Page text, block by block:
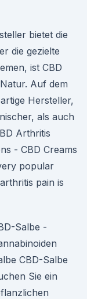
bietet die
die gezielte
ist CBD
Auf dem
Hersteller,
als auch
Arthritis
- CBD Creams
popular
pain is
Salbe -
CBD-Salbe
Sie ein